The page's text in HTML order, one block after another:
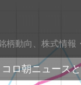
柄動向、株式情
コロ朝ニュース